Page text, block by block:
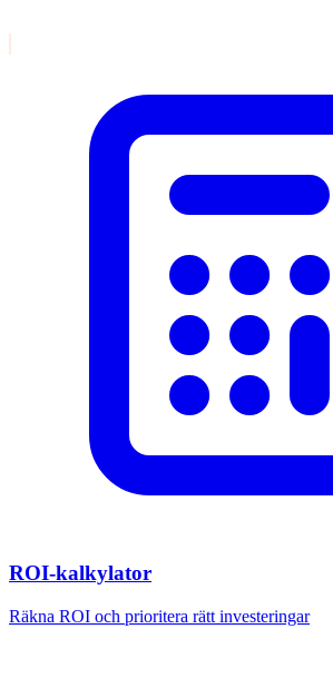
ROI-kalkylator
Räkna ROI och prioritera rätt investeringar